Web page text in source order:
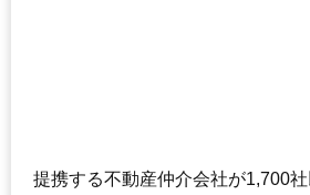
提携する不動産仲介会社が1,700